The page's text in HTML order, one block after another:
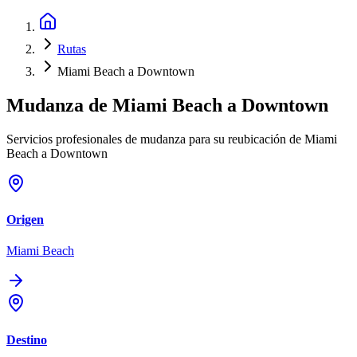
Rutas
Miami Beach a Downtown
Mudanza de Miami Beach a Downtown
Servicios profesionales de mudanza para su reubicación de Miami
Beach a Downtown
Origen
Miami Beach
Destino